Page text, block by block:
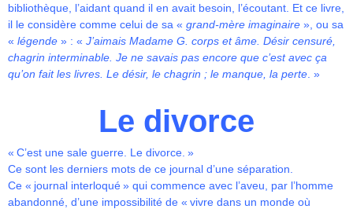
bibliothèque, l’aidant quand il en avait besoin, l’écoutant. Et ce livre,
il le considère comme celui de sa « grand-mère imaginaire », ou sa
« légende » : « J’aimais Madame G. corps et âme. Désir censuré,
chagrin interminable. Je ne savais pas encore que c’est avec ça
qu’on fait les livres. Le désir, le chagrin ; le manque, la perte . »
Le divorce
« C’est une sale guerre. Le divorce. »
Ce sont les derniers mots de ce journal d’une séparation.
Ce « journal interloqué » qui commence avec l’aveu, par l’homme
abandonné, d’une impossibilité de « vivre dans un monde où